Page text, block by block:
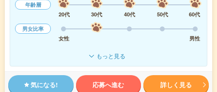
年齢層
20代
30代 40代 50代
60代
男女比率
女性
男性
もっと見る
気になる! 応募へ進む 詳しく見る